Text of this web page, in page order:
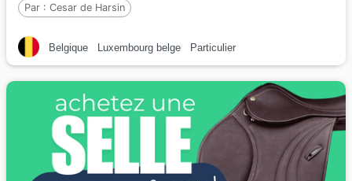
Par : Cesar de Harsin
Belgique Luxembourg belge Particulier